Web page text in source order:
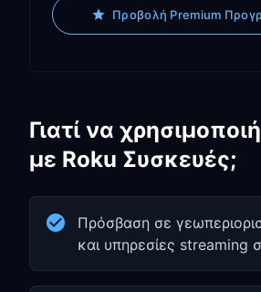
Προβολή Premium
Γιατί να
με Roku Συσκευές;
Πρόσβαση σε
και υπηρεσίες streaming